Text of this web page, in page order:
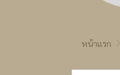
หน้าแรก